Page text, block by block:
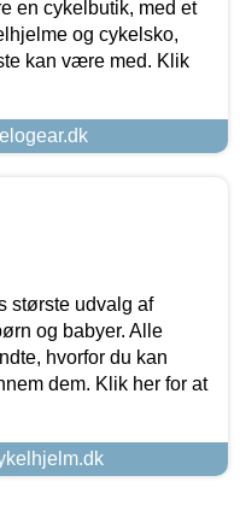
en cykelbutik, med et
og cykelsko,
kan være med. Klik
største udvalg af
og babyer. Alle
hvorfor du kan
dem. Klik her for at